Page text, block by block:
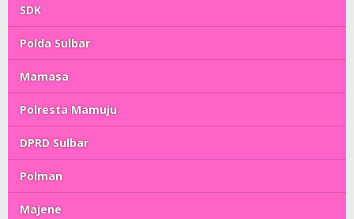
SDK
Polda Sulbar
Mamasa
Polresta Mamuju
DPRD Sulbar
Polman
Majene